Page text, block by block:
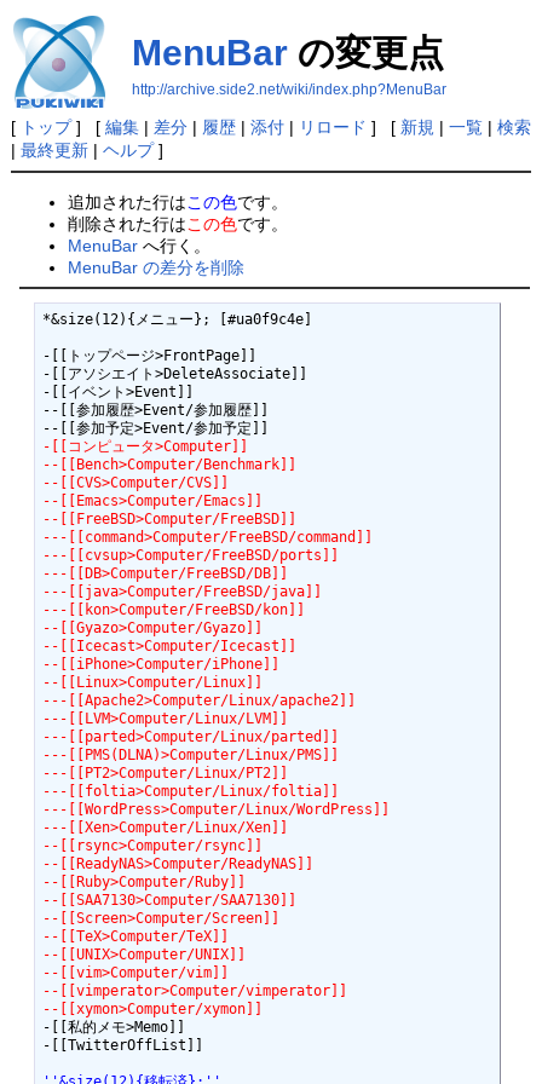
MenuBarの変更点
http://archive.side2.net/wiki/index.php?MenuBar
[ トップ] [ 編集| 差分| 履歴| 添付| リロード ] [ 新規 | 一覧| 検索
| 最終更新| ヘルプ]
追加された行はこの色です。
削除された行はこの色です。
MenuBar へ行く。
MenuBar の差分を削除
*&size(12){メニュー}; [#ua0f9c4e]
-[[トップページ>FrontPage]]
-[[アソシエイト>DeleteAssociate]]
-[[イベント>Event]]
--[[参加履歴>Event/参加履歴]]
-[[コンピュータ>Computer]]
--[[Bench>Computer/Benchmark]]
--[[CVS>Computer/CVS]]
--[[Emacs>Computer/Emacs]]
--[[FreeBSD>Computer/FreeBSD]]
---[[command>Computer/FreeBSD/command]]
---[[cvsup>Computer/FreeBSD/ports]]
---[[DB>Computer/FreeBSD/DB]]
---[[java>Computer/FreeBSD/java]]
---[[kon>Computer/FreeBSD/kon]]
--[[Gyazo>Computer/Gyazo]]
--[[Icecast>Computer/Icecast]]
--[[iPhone>Computer/iPhone]]
--[[Linux>Computer/Linux]]
---[[Apache2>Computer/Linux/apache2]]
---[[LVM>Computer/Linux/LVM]]
---[[parted>Computer/Linux/parted]]
---[[PMS(DLNA)>Computer/Linux/PMS]]
---[[PT2>Computer/Linux/PT2]]
---[[foltia>Computer/Linux/foltia]]
---[[WordPress>Computer/Linux/WordPress]]
---[[Xen>Computer/Linux/Xen]]
--[[rsync>Computer/rsync]]
--[[ReadyNAS>Computer/ReadyNAS]]
--[[Ruby>Computer/Ruby]]
--[[SAA7130>Computer/SAA7130]]
--[[Screen>Computer/Screen]]
--[[TeX>Computer/TeX]]
--[[UNIX>Computer/UNIX]]
--[[vim>Computer/vim]]
--[[vimperator>Computer/vimperator]]
--[[xymon>Computer/xymon]]
-[[私的メモ>Memo]]
-[[TwitterOffList]]